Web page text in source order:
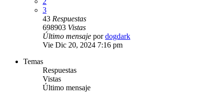
3
43 Respuestas
698903 Vistas
Último mensaje pordogdark
Vie Dic 20, 2024 7:16 pm
Temas
Respuestas
Vistas
Último mensaje